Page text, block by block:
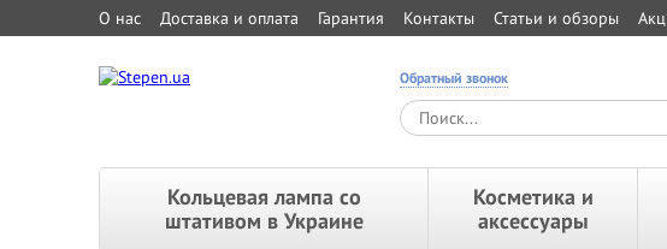
О нас Доставка и оплата Гарантия Контакты Статьи и обзоры
Обратный звонок
Кольцевая лампа со
штативом в Украине
Косметика и
аксессуары